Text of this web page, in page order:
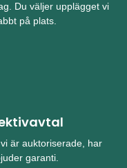
Du väljer upplägget vi
på plats.
är auktoriserade, har
garanti.